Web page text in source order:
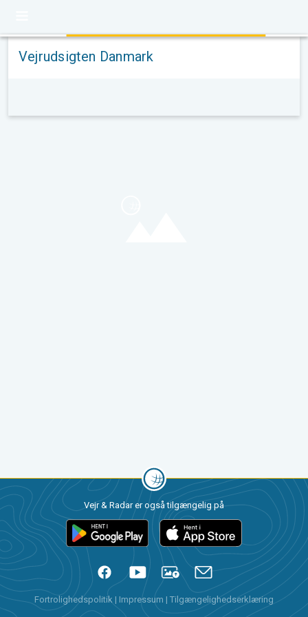
Vejrudsigten Danmark
Vejr & Radar er også tilgængelig på
Fortrolighedspolitik | Impressum | Tilgængelighedserklæring